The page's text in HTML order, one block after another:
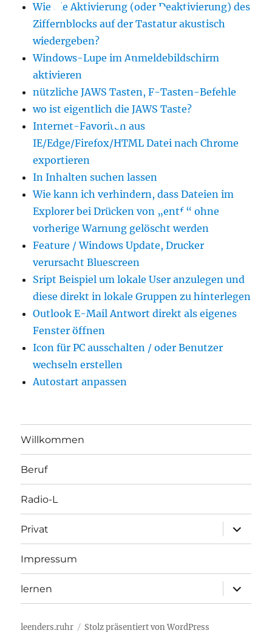
Wie die Aktivierung (oder Deaktivierung) des
Ziffernblocks auf der Tastatur akustisch
wiedergeben?
Windows-Lupe im Anmeldebildschirm
aktivieren
nützliche JAWS Tasten, F-Tasten-Befehle
wo ist eigentlich die JAWS Taste?
Internet-Favoriten aus
IE/Edge/Firefox/HTML Datei nach Chrome
exportieren
In Inhalten suchen lassen
Wie kann ich verhindern, dass Dateien im
Explorer bei Drücken von „entf.“ ohne
vorherige Warnung gelöscht werden
Feature / Windows Update, Drucker
verursacht Bluescreen
Sript Beispiel um lokale User anzulegen und
diese direkt in lokale Gruppen zu hinterlegen
Outlook E-Mail Antwort direkt als eigenes
Fenster öffnen
Icon für PC ausschalten / oder Benutzer
wechseln erstellen
Autostart anpassen
Willkommen
Beruf
Radio-L
Privat
öffnen
Impressum
lernen
öffnen
leenders.ruhr Stolz präsentiert von WordPress